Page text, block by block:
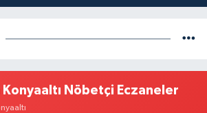
Nöbetçi Eczaneler